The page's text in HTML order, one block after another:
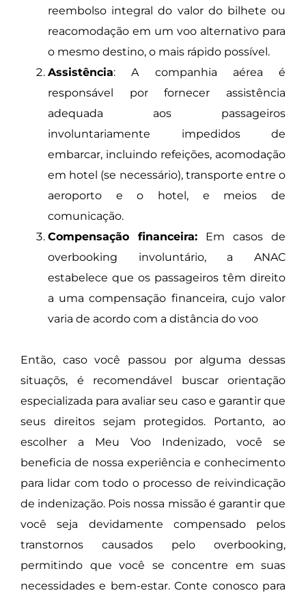
reembolso integral do valor do bilhete ou
reacomodação em um voo alternativo para
o mesmo destino, o mais rápido possível.
Assistência: A companhia aérea é
responsável por fornecer assistência
adequada aos passageiros
involuntariamente impedidos de
embarcar, incluindo refeições, acomodação
em hotel (se necessário), transporte entre o
aeroporto e o hotel, e meios de
comunicação.
Compensação financeira: Em casos de
overbooking involuntário, a ANAC
estabelece que os passageiros têm direito
a uma compensação financeira, cujo valor
varia de acordo com a distância do voo
Então, caso você passou por alguma dessas
situaçõs, é recomendável buscar orientação
especializada para avaliar seu caso e garantir que
seus direitos sejam protegidos. Portanto, ao
escolher a Meu Voo Indenizado, você se
beneficia de nossa experiência e conhecimento
para lidar com todo o processo de reivindicação
de indenização. Pois nossa missão é garantir que
você seja devidamente compensado pelos
transtornos causados pelo overbooking,
permitindo que você se concentre em suas
necessidades e bem-estar. Conte conosco para